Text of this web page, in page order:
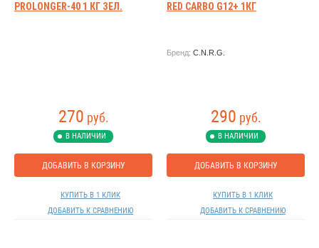
PROLONGER-40 1 КГ ЗЕЛ.
270 руб.
В НАЛИЧИИ
ДОБАВИТЬ В КОРЗИНУ
КУПИТЬ В 1 КЛИК
ДОБАВИТЬ К СРАВНЕНИЮ
RED CARBO G12+ 1КГ
Бренд: C.N.R.G.
290 руб.
В НАЛИЧИИ
ДОБАВИТЬ В КОРЗИНУ
КУПИТЬ В 1 КЛИК
ДОБАВИТЬ К СРАВНЕНИЮ